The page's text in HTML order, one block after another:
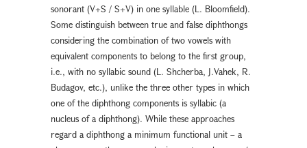
sonorant (V+S / S+V) in one syllable (L. Bloomfield).
Some distinguish between true and false diphthongs
considering the combination of two vowels with
equivalent components to belong to the first group,
i.e., with no syllabic sound (L. Shcherba, J.Vahek, R.
Budagov, etc.), unlike the three other types in which
one of the diphthong components is syllabic (a
nucleus of a diphthong). While these approaches
regard a diphthong a minimum functional unit – a